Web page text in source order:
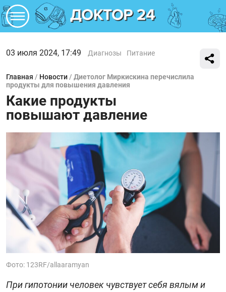
03 июля 2024, 17:49 Диагнозы Питание
Главная / Новости / Диетолог Миркискина перечислила
продукты для повышения давления
Какие продукты
повышают давление
Фото: 123RF/allaaramyan
При гипотонии человек чувствует себя вялым и